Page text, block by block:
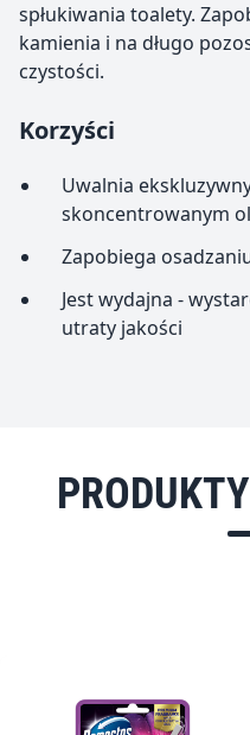
spłukiwania toalety.
kamienia i na długo
czystości.
Korzyści
Uwalnia
skoncentrowanym
Zapobiega
Jest wydajna -
utraty jakości